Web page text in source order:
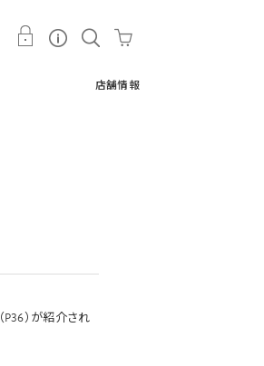
店舗情報
（P36）が紹介され